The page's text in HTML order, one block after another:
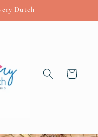
Dutch
Cart